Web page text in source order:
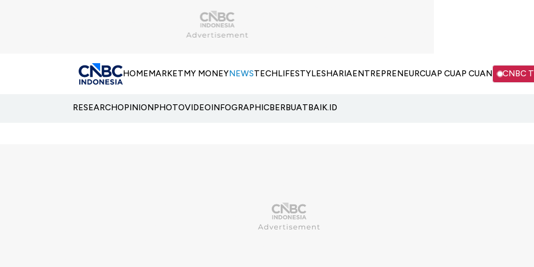
HOMEMARKETMY MONEYNEWSTECHLIFESTYLESHARIAENTREPRENEURCUAP CUAP CUAN CNBC
RESEARCHOPINIONPHOTOVIDEOINFOGRAPHICBERBUATBAIK.ID